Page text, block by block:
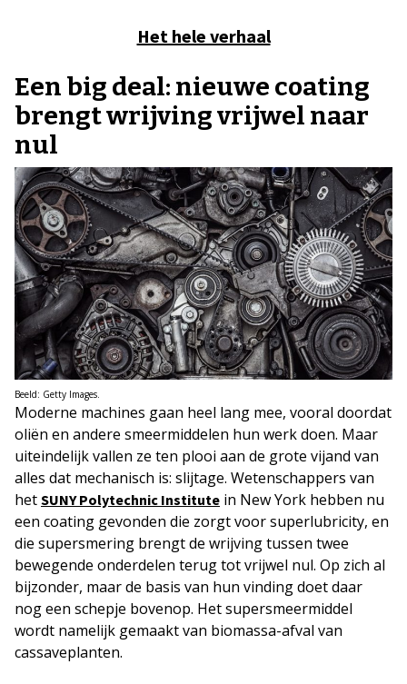
Het hele verhaal
Een big deal: nieuwe coating
brengt wrijving vrijwel naar
nul
Beeld: Getty Images.
Moderne machines gaan heel lang mee, vooral doordat
oliën en andere smeermiddelen hun werk doen. Maar
uiteindelijk vallen ze ten plooi aan de grote vijand van
alles dat mechanisch is: slijtage. Wetenschappers van
het SUNY Polytechnic Institute in New York hebben nu
een coating gevonden die zorgt voor superlubricity, en
die supersmering brengt de wrijving tussen twee
bewegende onderdelen terug tot vrijwel nul. Op zich al
bijzonder, maar de basis van hun vinding doet daar
nog een schepje bovenop. Het supersmeermiddel
wordt namelijk gemaakt van biomassa-afval van
cassaveplanten.